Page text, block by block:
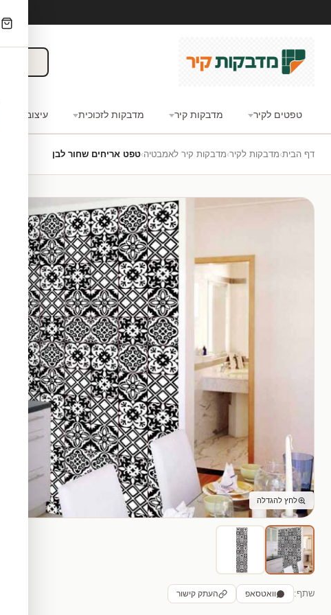
טפטים לקיר מדבקות קיר מדבקות לזכוכית עיצוב אישי
דף הבית›מדבקות לקיר›מדבקות קיר לאמבטיה›טפט אריחים שחור לבן
לחץ להגדלה
שתף: וואטסאפ העתק קישור